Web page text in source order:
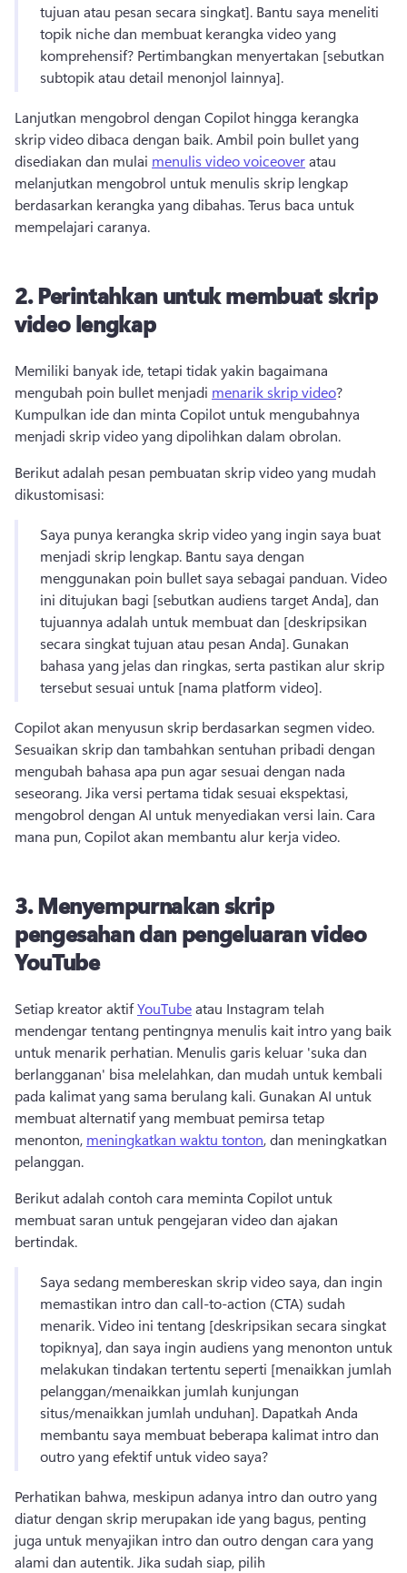
tujuan atau pesan secara singkat]. Bantu saya meneliti
topik niche dan membuat kerangka video yang
komprehensif? Pertimbangkan menyertakan [sebutkan
subtopik atau detail menonjol lainnya].
Lanjutkan mengobrol dengan Copilot hingga kerangka
skrip video dibaca dengan baik. Ambil poin bullet yang
disediakan dan mulai menulis video voiceover atau
melanjutkan mengobrol untuk menulis skrip lengkap
berdasarkan kerangka yang dibahas. Terus baca untuk
mempelajari caranya.
2.Perintahkan untuk membuat skrip
video lengkap
Memiliki banyak ide, tetapi tidak yakin bagaimana
mengubah poin bullet menjadi menarik skrip video
Kumpulkan ide dan minta Copilot untuk mengubahnya
menjadi skrip video yang dipolihkan dalam obrolan.
Berikut adalah pesan pembuatan skrip video yang mudah
dikustomisasi:
Saya punya kerangka skrip video yang ingin saya buat
menjadi skrip lengkap. Bantu saya dengan
menggunakan poin bullet saya sebagai panduan. Video
ini ditujukan bagi [sebutkan audiens target Anda], dan
tujuannya adalah untuk membuat dan [deskripsikan
secara singkat tujuan atau pesan Anda]. Gunakan
bahasa yang jelas dan ringkas, serta pastikan alur skrip
tersebut sesuai untuk [nama platform video].
Sesuaikan skrip dan tambahkan sentuhan pribadi dengan
mengubah bahasa apa pun agar sesuai dengan nada
seseorang. Jika versi pertama tidak sesuai ekspektasi,
mengobrol dengan AI untuk menyediakan versi lain. Cara
mana pun, Copilot akan membantu alur kerja video.
3.Menyempurnakan skrip
pengesahan dan pengeluaran video
YouTube
Setiap kreator aktif YouTube atau Instagram telah
mendengar tentang pentingnya menulis kait intro yang baik
untuk menarik perhatian. Menulis garis keluar 'suka dan
berlangganan' bisa melelahkan, dan mudah untuk kembali
pada kalimat yang sama berulang kali. Gunakan AI untuk
membuat alternatif yang membuat pemirsa tetap
menonton, meningkatkan waktu tonton, dan meningkatkan
pelanggan.
Berikut adalah contoh cara meminta Copilot untuk
membuat saran untuk pengejaran video dan ajakan
bertindak.
Saya sedang membereskan skrip video saya, dan ingin
memastikan intro dan call-to-action (CTA) sudah
menarik. Video ini tentang [deskripsikan secara singkat
topiknya], dan saya ingin audiens yang menonton untuk
melakukan tindakan tertentu seperti [menaikkan jumlah
pelanggan/menaikkan jumlah kunjungan
situs/menaikkan jumlah unduhan]. Dapatkah Anda
membantu saya membuat beberapa kalimat intro dan
outro yang efektif untuk video saya?
Perhatikan bahwa, meskipun adanya intro dan outro yang
diatur dengan skrip merupakan ide yang bagus, penting
juga untuk menyajikan intro dan outro dengan cara yang
alami dan autentik. Jika sudah siap, pilih